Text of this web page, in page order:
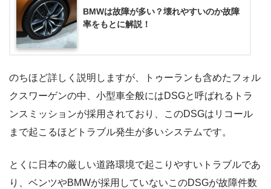
BMWは故障が多い？壊れやすいのか故障
率をもとに解説！
のちほど詳しく説明しますが、トゥーランも含めたフォル
クスワーゲンの中、小型車全般にはDSGと呼ばれるトラ
ンスミッションが採用されており、このDSGはリコール
まで起こるほどトラブル発生が多いシステムです。
とくに日本の厳しい道路環境で起こりやすいトラブルであ
り、ベンツやBMWが採用していないこのDSGが故障件数